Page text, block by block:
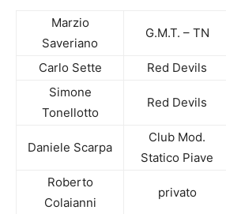
Marzio
Saveriano
G.M.T. – TN
Carlo Sette Red Devils
Simone
Tonellotto
Red Devils
Daniele Scarpa
Club Mod.
Statico Piave
Roberto
Colaianni
privato